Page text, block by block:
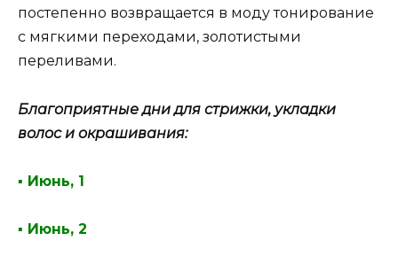
постепенно возвращается в моду тонирование
с мягкими переходами, золотистыми
переливами.
Благоприятные дни для стрижки, укладки
волос и окрашивания:
▪ Июнь, 1
▪ Июнь, 2